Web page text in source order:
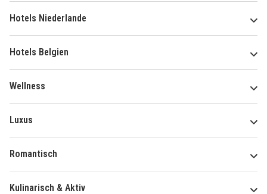
Hotels Niederlande
Hotels Belgien
Wellness
Luxus
Romantisch
Kulinarisch & Aktiv